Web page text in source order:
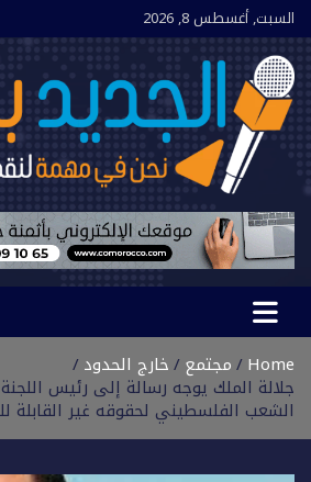
Skip
to
content
السبت, أغسطس 8, 2026
الجديد بريس
نحن في مهمة لنقدم لكم كل جديد
Home مجتمع خارج الحدود
جلالة الملك يوجه رسالة إلى رئيس
الشعب الفلسطيني لحقوقه غير القابلة